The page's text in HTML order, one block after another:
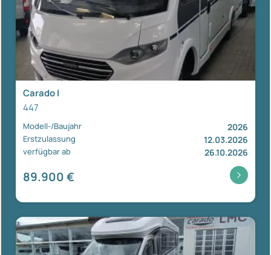
Carado I
447
Modell-/Baujahr 2026
Erstzulassung 12.03.2026
verfügbar ab 26.10.2026
89.900 €